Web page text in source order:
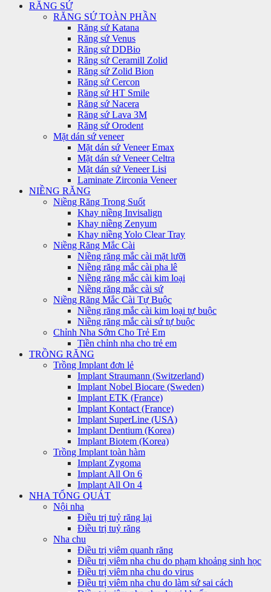
RĂNG SỨ
RĂNG SỨ TOÀN PHẦN
Răng sứ Katana
Răng sứ Venus
Răng sứ DDBio
Răng sứ Ceramill Zolid
Răng sứ Zolid Bion
Răng sứ Cercon
Răng sứ HT Smile
Răng sứ Nacera
Răng sứ Lava 3M
Răng sứ Orodent
Mặt dán sứ veneer
Mặt dán sứ Veneer Emax
Mặt dán sứ Veneer Celtra
Mặt dán sứ Veneer Lisi
Laminate Zirconia Veneer
NIỀNG RĂNG
Niềng Răng Trong Suốt
Khay niềng Invisalign
Khay niềng Zenyum
Khay niềng Yolo Clear Tray
Niềng Răng Mắc Cài
Niềng răng mắc cài mặt lưỡi
Niềng răng mắc cài pha lê
Niềng răng mắc cài kim loại
Niềng răng mắc cài sứ
Niềng Răng Mắc Cài Tự Buộc
Niềng răng mắc cài kim loại tự buộc
Niềng răng mắc cài sứ tự buộc
Chỉnh Nha Sớm Cho Trẻ Em
Tiền chỉnh nha cho trẻ em
TRỒNG RĂNG
Trồng Implant đơn lẻ
Implant Straumann (Switzerland)
Implant Nobel Biocare (Sweden)
Implant ETK (France)
Implant Kontact (France)
Implant SuperLine (USA)
Implant Dentium (Korea)
Implant Biotem (Korea)
Trồng Implant toàn hàm
Implant Zygoma
Implant All On 6
Implant All On 4
NHA TỔNG QUÁT
Nội nha
Điều trị tuỷ răng lại
Điều trị tuỷ răng
Nha chu
Điều trị viêm quanh răng
Điều trị viêm nha chu do phạm khoảng sinh học
Điều trị viêm nha chu do virus
Điều trị viêm nha chu do làm sứ sai cách